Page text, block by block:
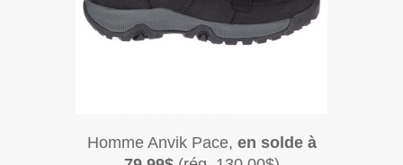
Homme Anvik Pace, en solde à